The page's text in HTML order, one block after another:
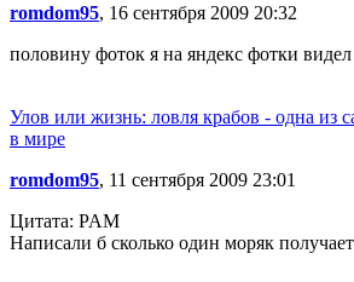
romdom95, 16 сентября 2009 20:32
половину фоток я на яндекс фотки видел
Улов или жизнь: ловля крабов - одна из
в мире
romdom95, 11 сентября 2009 23:01
Цитата: PAM
Написали б сколько один моряк получает